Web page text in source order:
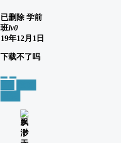
已删除 学前
班lv0
19年12月1日
下载不了吗